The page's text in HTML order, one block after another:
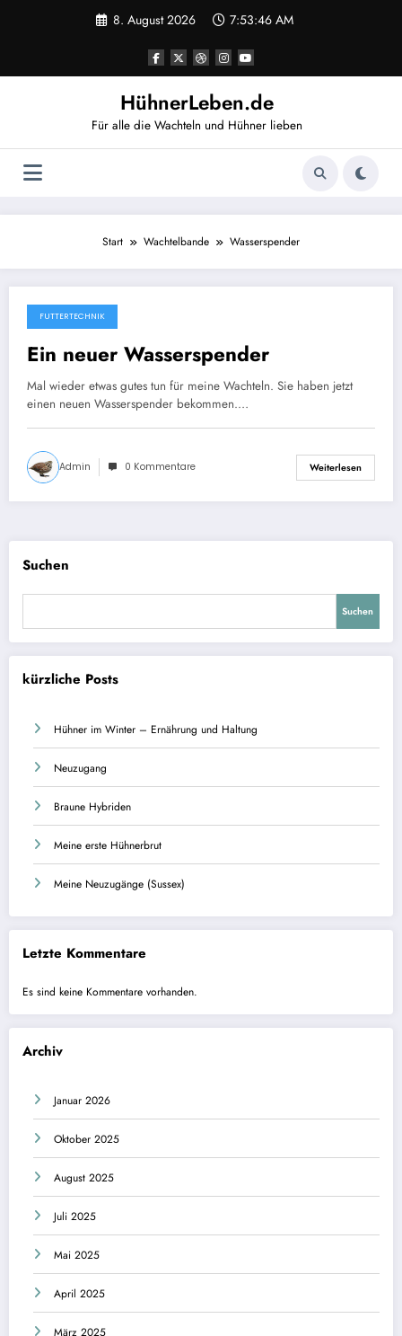
8. August 2026 7:53:46 AM
HühnerLeben.de
Für alle die Wachteln und Hühner lieben
Start Wachtelbande Wasserspender
10. August 2024
FUTTERTECHNIK
Ein neuer Wasserspender
Mal wieder etwas gutes tun für meine Wachteln. Sie haben jetzt
einen neuen Wasserspender bekommen.…
Admin 0 Kommentare Weiterlesen
Suchen
Suchen
kürzliche Posts
Hühner im Winter – Ernährung und Haltung
Neuzugang
Braune Hybriden
Meine erste Hühnerbrut
Meine Neuzugänge (Sussex)
Letzte Kommentare
Es sind keine Kommentare vorhanden.
Archiv
Januar 2026
Oktober 2025
August 2025
Juli 2025
Mai 2025
April 2025
März 2025